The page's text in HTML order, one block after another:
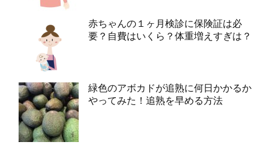
赤ちゃんの１ヶ月検診に保険証は必
要？自費はいくら？体重増えすぎは？
緑色のアボカドが追熟に何日かかるか
やってみた！追熟を早める方法